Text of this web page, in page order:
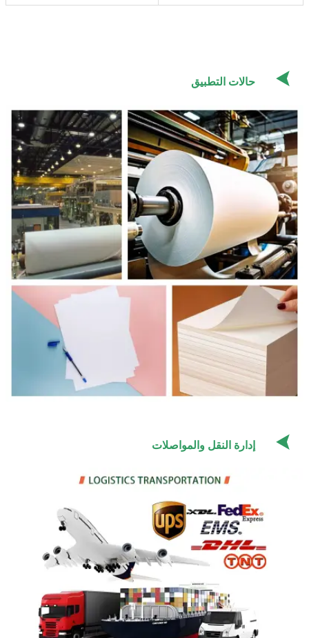
حالات التطبيق 
إدارة النقل والمواصلات 